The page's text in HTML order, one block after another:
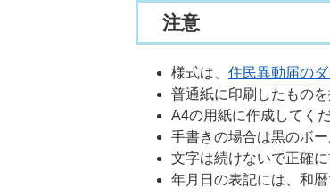
注意
様式は、 住民異動届の
普通紙に印刷したものを
A4の用紙に作成してくだ
手書きの場合は黒のボ
文字は続けないで正確に
年月日の表記には、和